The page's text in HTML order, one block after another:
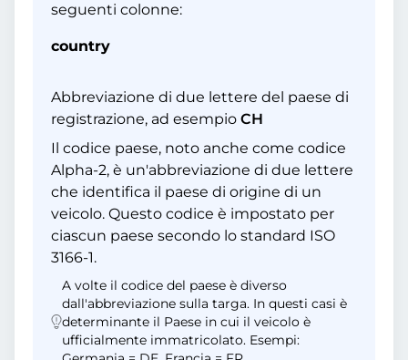
seguenti colonne:
country
Abbreviazione di due lettere del paese di
registrazione, ad esempio CH
Il codice paese, noto anche come codice
Alpha-2, è un'abbreviazione di due lettere
che identifica il paese di origine di un
veicolo. Questo codice è impostato per
ciascun paese secondo lo standard ISO
3166-1.
A volte il codice del paese è diverso
dall'abbreviazione sulla targa. In questi casi è
determinante il Paese in cui il veicolo è
ufficialmente immatricolato. Esempi: